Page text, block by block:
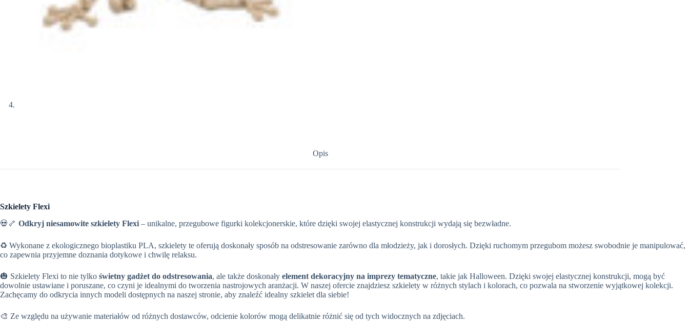
Opis
Szkielety Flexi
💀🦴 Odkryj niesamowite szkielety Flexi – unikalne, przegubowe figurki kolekcjonerskie, które dzięki swojej elastycznej konstrukcji wydają się bezwładne.
♻ Wykonane z ekologicznego bioplastiku PLA, szkielety te oferują doskonały sposób na odstresowanie zarówno dla młodzieży, jak i dorosłych. Dzięki ruchomym przegubom możesz swobodnie je manipulować,
co zapewnia przyjemne doznania dotykowe i chwilę relaksu.
🎃 Szkielety Flexi to nie tylko świetny gadżet do odstresowania, ale także doskonały element dekoracyjny na imprezy tematyczne, takie jak Halloween. Dzięki swojej elastycznej konstrukcji, mogą być
dowolnie ustawiane i poruszane, co czyni je idealnymi do tworzenia nastrojowych aranżacji. W naszej ofercie znajdziesz szkielety w różnych stylach i kolorach, co pozwala na stworzenie wyjątkowej kolekcji.
Zachęcamy do odkrycia innych modeli dostępnych na naszej stronie, aby znaleźć idealny szkielet dla siebie!
🎨 Ze względu na używanie materiałów od różnych dostawców, odcienie kolorów mogą delikatnie różnić się od tych widocznych na zdjęciach.